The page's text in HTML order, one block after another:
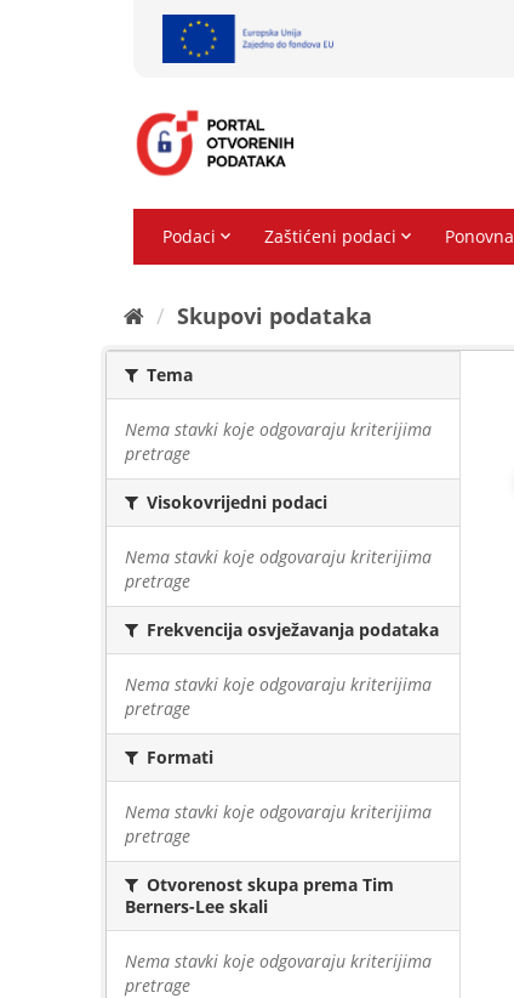
Skupovi podаtаkа
Tema
Nema stavki koje odgovaraju kriterijima
pretrage
Visokovrijedni podaci
Nema stavki koje odgovaraju kriterijima
pretrage
Frekvencija osvježavanja podataka
Nema stavki koje odgovaraju kriterijima
pretrage
Formati
Nema stavki koje odgovaraju kriterijima
pretrage
Otvorenost skupa prema Tim
Berners-Lee skali
Nema stavki koje odgovaraju kriterijima
pretrage